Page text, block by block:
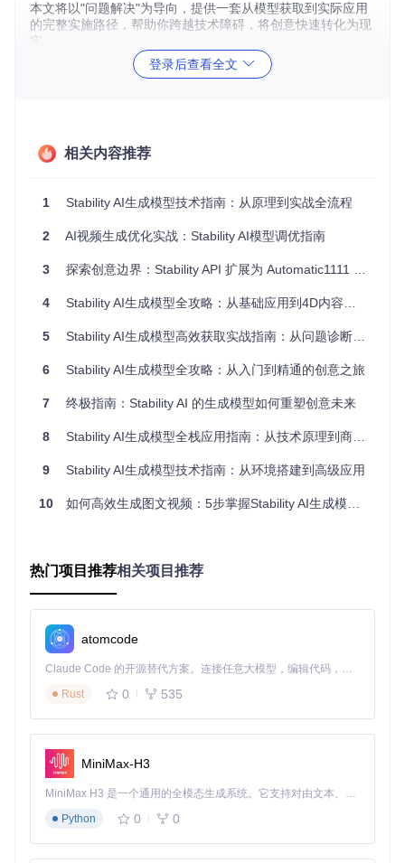
本文将以"问题解决"为导向，提供一套从模型获取到实际应用
的完整实施路径，帮助你跨越技术障碍，将创意快速转化为现
实。
核心价值：为什么选择Stability AI官方模型库
合规性保障：所有Stability AI模型均采用CC BY-NC-SA 4.0协
步更新，能最大限度减少"版本不匹配"导致的各种错误。
完整性验证：官方仓库提供完整的模型校验机制，确保下载文
新服务，遇到问题能快速获得解决方案。
图像到3D模型的转换效果
实施路径：从环境准备到模型运行的五步法则
第一步：环境诊断与准备
任务目标：搭建符合模型运行要求的基础环境
系统兼容性检查
# 检查操作系统版本
cat
# 检查Python版本
# 检查GPU信息
nvidia-smi | grep "NVIDIA-SMI"
# 安装Git LFS支持大文件下载
curl -s https://packagecloud.io/install/
git lfs install
登录后查看全文
相关内容推荐
1 Stability AI生成模型技术指南：从原理到实战全流程
2 AI视频生成优化实战：Stability AI模型调优指南
3 探索创意边界：Stability API 扩展为 Automatic1111 WebUI 带来的无限可能🚀
4 Stability AI生成模型全攻略：从基础应用到4D内容创作
5 Stability AI生成模型高效获取实战指南：从问题诊断到跨平台部署避坑攻略
6 Stability AI生成模型全攻略：从入门到精通的创意之旅
7 终极指南：Stability AI 的生成模型如何重塑创意未来
8 Stability AI生成模型全栈应用指南：从技术原理到商业落地
9 Stability AI生成模型技术指南：从环境搭建到高级应用
10 如何高效生成图文视频：5步掌握Stability AI生成模型的全场景创作能力
热门项目推荐相关项目推荐
atomcode
Claude Code 的开源替代方案。连接任意大模型，编辑代码，运行命令，自动验证 — 全自动执行。用 Rust 构建，极致性能。 ｜ An open-source alternative to Claude Code. Connect any LLM, edit code, run commands, and verify changes — autonomously. Built in Rust for speed. Get Started
Rust
0 535
MiniMax-H3
MiniMax H3 是一个通用的全模态生成系统。它支持对由文本、图像、视频和音频组成的多模态上下文进行统一理解，并能生成分辨率高达 2K、时长可达 15 秒的带原生立体声音频的视频。得益于面向任务泛化的系统设计，H3 在预训练阶段就已具备广泛的多模态上下文理解与生成能力，能够出色地执行复杂的多模态指令。
Python
0 0